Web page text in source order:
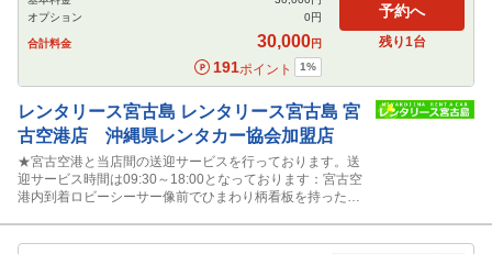
オプション
0円
合計料金 30,000円
191ポイント 1%
予約へ
残り1台
レンタリース宮古島 レンタリース宮古島 宮
古空港店 沖縄県レンタカー協会加盟店
★宮古空港と当店間の送迎サービスを行っております。送
迎サービス時間は09:30～18:00となっております：宮古空
港内到着ロビーシーサー像前でひまわり柄看板を持ったス